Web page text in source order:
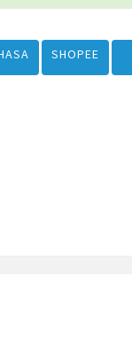
SHOPEE